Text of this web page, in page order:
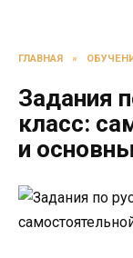
ГЛАВНАЯ »
Задания
класс:
и